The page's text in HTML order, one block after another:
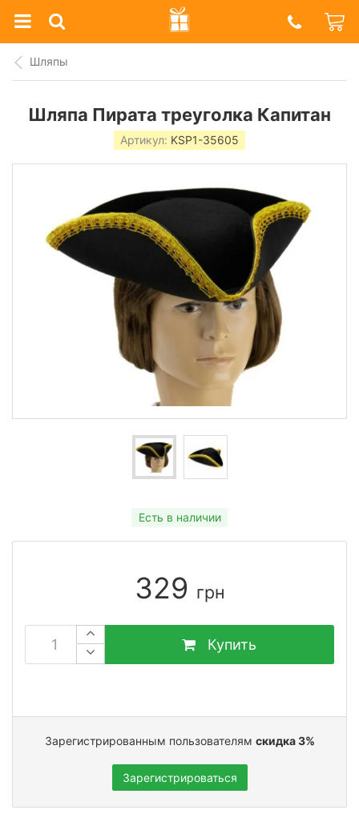
Prazdnik
Shop
Шляпы
Шляпа Пирата треуголка Капитан
Артикул: KSР1-35605
Есть в наличии
329 грн
Купить
Зарегистрированным пользователям скидка 3%
Зарегистрироваться